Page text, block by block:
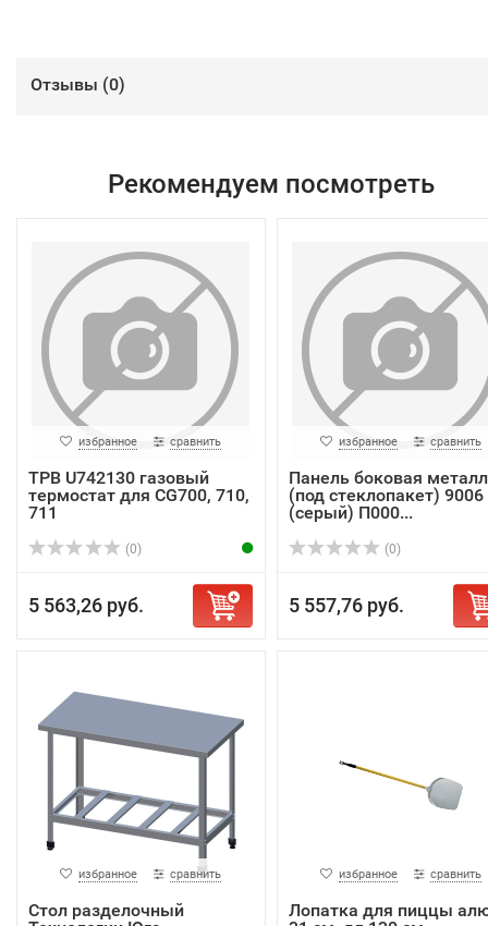
Отзывы (0)
Рекомендуем посмотреть
избранное сравнить
ТРВ U742130 газовый
термостат для CG700, 710,
711
(0)
5 563,26 руб.
избранное сравнить
Панель боковая
(под стеклопакет) 9006
(серый) П000...
(0)
5 557,76 руб.
избранное сравнить
Стол разделочный
избранное сравнить
Лопатка для пиццы